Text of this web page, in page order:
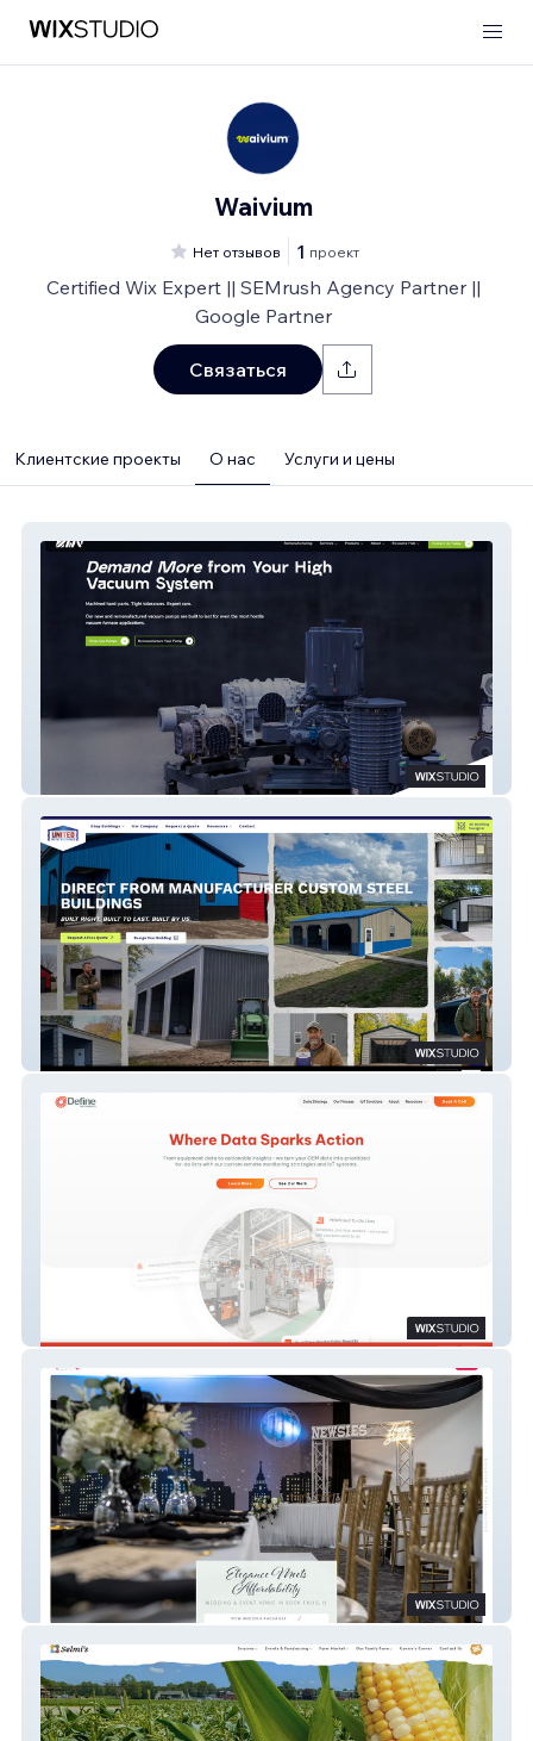
Waivium
Нет отзывов 1 проект
Certified Wix Expert || SEMrush Agency Partner ||
Google Partner
Связаться
Клиентские проекты О нас Услуги и цены
United Metal
Mexicali Rose